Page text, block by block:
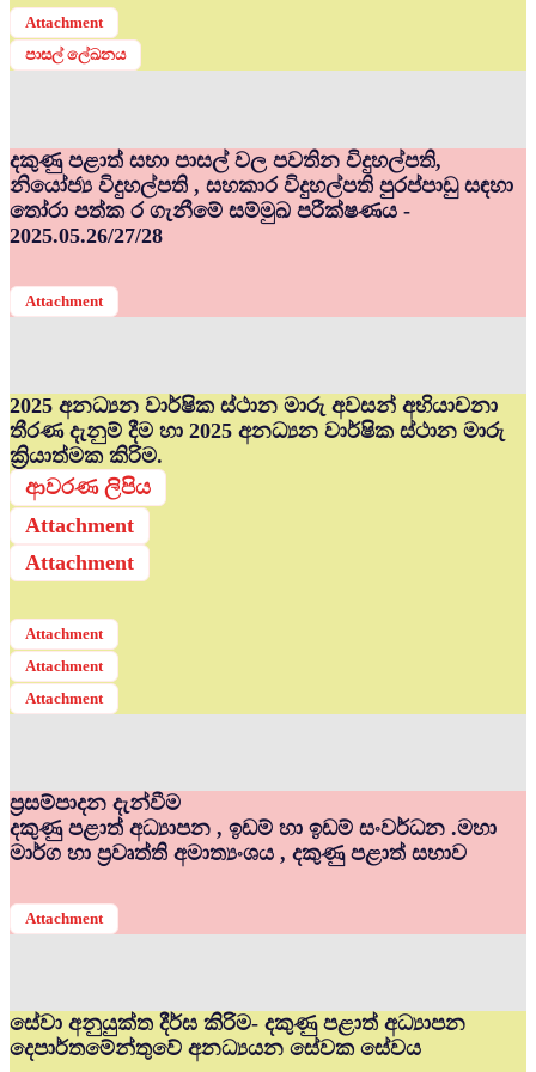
Attachment
පාසල් ලේඛනය
දකුණු පළාත් සභා පාසල් වල පවතින විදුහල්පති,
නියෝජ්‍ය විදුහල්පති , සහකාර විදුහල්පති පුරප්පාඩු සඳහා
තෝරා පත්ක ර ගැනීමේ සම්මුඛ පරීක්ෂණය -
2025.05.26/27/28
Attachment
2025 අනධ්‍යන වාර්ෂික ස්ථාන මාරු අවසන් අභියාචනා
තීරණ දැනුම් දීම හා 2025 අනධ්‍යන වාර්ෂික ස්ථාන මාරු
ක්‍රියාත්මක කිරිම.
ආවරණ ලිපිය
Attachment
Attachment
Attachment
Attachment
Attachment
ප්‍රසම්පාදන දැන්වීම
දකුණු පළාත් අධ්‍යාපන , ඉඩම් හා ඉඩම් සංවර්ධන .මහා
මාර්ග හා ප්‍රවෘත්ති අමාත්‍යංශය , දකුණු පළාත් සභාව
Attachment
සේවා අනුයුක්ත දීර්ඝ කිරිම- දකුණු පළාත් අධ්‍යාපන
දෙපාර්තමේන්තුවේ අනධ්‍යයන සේවක සේවය